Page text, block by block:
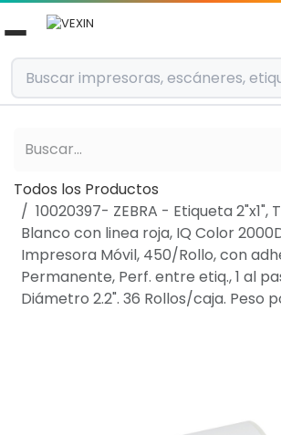
Ir al contenido
Todos los Productos
10020397- ZEBRA - Etiqueta 2"x1",
Blanco con linea roja, IQ Color
Impresora Móvil, 450/Rollo, con
Permanente, Perf. entre etiq., 1 al
Diámetro 2.2". 36 Rollos/caja. Peso